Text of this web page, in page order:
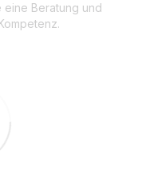
eine Beratung und